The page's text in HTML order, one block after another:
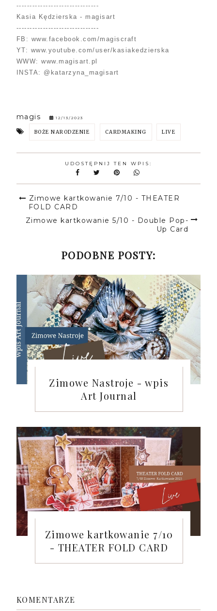
-------------------------------
Kasia Kędzierska - magisart
-------------------------------
FB: www.facebook.com/magiscraft
YT: www.youtube.com/user/kasiakedzierska
WWW: www.magisart.pl
INSTA: @katarzyna_magisart
magis 12/13/2023
BOŻE NARODZENIE CARDMAKING LIVE
UDOSTĘPNIJ TEN WPIS:
Zimowe kartkowanie 7/10 - THEATER
FOLD CARD
Zimowe kartkowanie 5/10 - Double Pop-
Up Card
PODOBNE POSTY:
Zimowe Nastroje - wpis
Art Journal
Zimowe kartkowanie 7/10
- THEATER FOLD CARD
KOMENTARZE